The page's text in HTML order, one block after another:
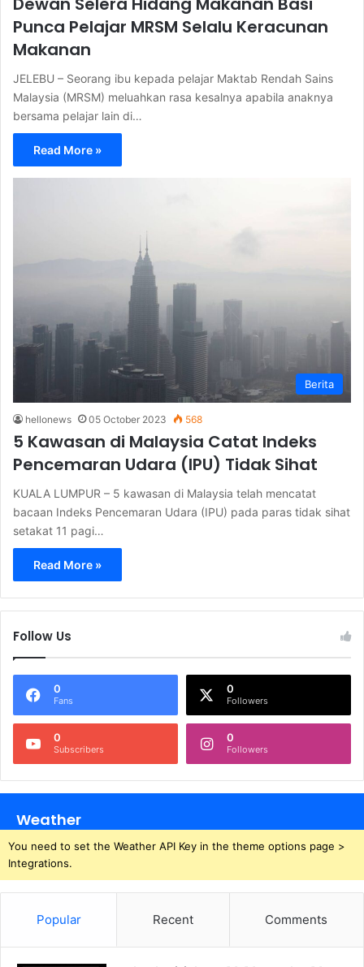
Punca Pelajar MRSM Selalu Keracunan
Makanan
JELEBU – Seorang ibu kepada pelajar Maktab Rendah Sains
Malaysia (MRSM) meluahkan rasa kesalnya apabila anaknya
bersama pelajar lain di…
Read More »
Berita
hellonews 05 October 2023 568
5 Kawasan di Malaysia Catat Indeks
Pencemaran Udara (IPU) Tidak Sihat
KUALA LUMPUR – 5 kawasan di Malaysia telah mencatat
bacaan Indeks Pencemaran Udara (IPU) pada paras tidak sihat
setakat 11 pagi…
Read More »
Follow Us
0
Fans
0
Followers
0
Subscribers
0
Followers
Weather
You need to set the Weather API Key in the theme options page >
Integrations.
Popular Recent Comments